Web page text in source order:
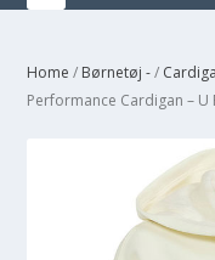
Home / Børnetøj -/
Performance Cardigan – U